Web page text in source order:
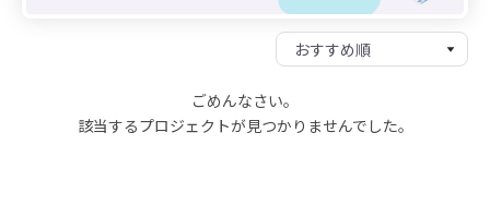
ごめんなさい。
該当するプロジェクトが見つかりませんでした。